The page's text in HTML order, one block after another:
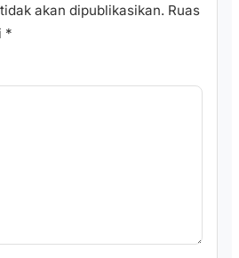
akan dipublikasikan. Ruas
*